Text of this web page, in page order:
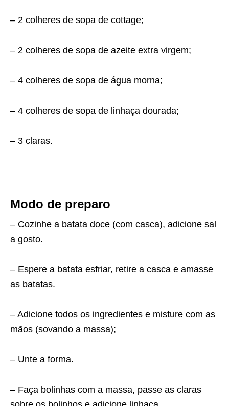
– 2 colheres de sopa de cottage;
– 2 colheres de sopa de azeite extra virgem;
– 4 colheres de sopa de água morna;
– 4 colheres de sopa de linhaça dourada;
– 3 claras.
Modo de preparo
– Cozinhe a batata doce (com casca), adicione sal
a gosto.
– Espere a batata esfriar, retire a casca e amasse
as batatas.
– Adicione todos os ingredientes e misture com as
mãos (sovando a massa);
– Unte a forma.
– Faça bolinhas com a massa, passe as claras